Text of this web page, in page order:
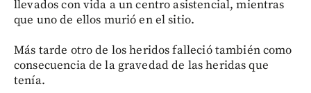
llevados con vida a un centro asistencial, mientras
que uno de ellos murió en el sitio.
Más tarde otro de los heridos falleció también como
consecuencia de la gravedad de las heridas que
tenía.